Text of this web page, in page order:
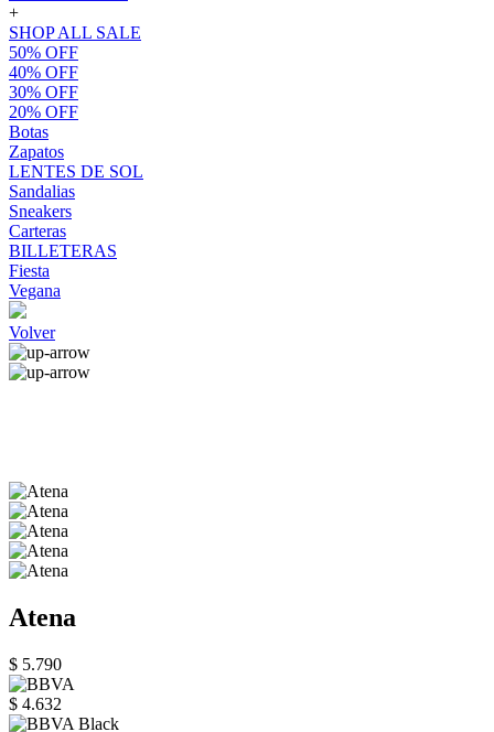
+
SHOP ALL SALE
50% OFF
40% OFF
30% OFF
20% OFF
Botas
Zapatos
LENTES DE SOL
Sandalias
Sneakers
Carteras
BILLETERAS
Fiesta
Vegana
Volver
Atena
$ 5.790
$ 4.632